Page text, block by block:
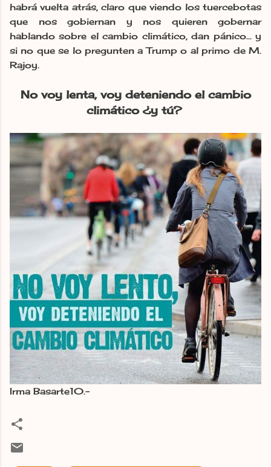
habrá vuelta atrás, claro que viendo los tuercebotas
que nos gobiernan y nos quieren gobernar
hablando sobre el cambio climático, dan pánico... y
si no que se lo pregunten a Trump o al primo de M.
Rajoy.
No voy lenta, voy deteniendo el cambio
climático ¿y tú?
Irma Basarte10.-